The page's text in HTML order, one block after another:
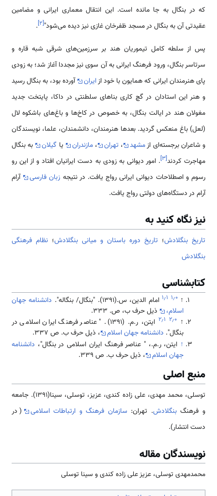
که در بنگال به جا مانده است. این انتقال معماری ایرانی و مضامین
عقیدتی آن به بنگال در مسجد ظفرخان غازی نیز دیده می‌شود"[۲]
.
پس از سلطه کامل تیموریان هند بر سرزمین‌های شرقی شبه قاره و
سرتاسر بنگال، ورود فرهنگ ایرانی به آن سوی نیز مجددا آغاز شد؛ به زودی
پای هنرمندان ایرانی که همایون با خود ازایران
آورده بود، به بنگال رسید
و هنر این استادان در گچ کاری بناهای سلطنتی در داکا، پایتخت جدید
مغولان هند در ایالت بنگال، به خصوص در کاخ‌ها و باغ‌های باشکوه لال
(لعل) باغ منعکس گردید. بعدها هنرمندان، دانشمندان، علما، نویسندگان
و شاعران برجسته‌ا‌ی ازمشهد ، تهران ،مازندران یا گیلان
به بنگال
مهاجرت کردند[۳]. امور دیوانی به زودی به دست ایرانیان افتاد و از این رو
رسوم و اصطلاحات دیوانی ایرانی رواج یافت. در نتیجه زبان فارسی
آرام
آرام در دستگاه‌های دولتی رواج یافت.
نیز نگاه کنید به
تاریخ بنگلادش؛ تاریخ دوره باستان و میانی بنگلادش؛ نظام فرهنگی
بنگلادش
کتابشناسی
↑۱٫۰ ۱٫۱ امام الدین، س.(1391). "بنگال/ بنگاله".
دانشنامه جهان
اسلام،
ذیل حرف ب، ص. 333.
↑ ۲٫۰ ۲٫۱
ایتن، ر.م. (1391). " عناصر فرهنگ ایران اسلامی در
بنگال". دانشنامه جهان اسلام
، ذیل حرف ب. ص 337.
↑ ایتن، ر.م.، " عناصر فرهنگ ایران اسلامی در بنگال"، دانشنامه
جهان اسلام
، ذیل حرف ب. ص 339.
منبع اصلی
توسلی، محمد مهدی، علی زاده کندی، عزیز، توسلی، سینا(1391). جامعه
و فرهنگبنگلادش. تهران: سازمان فرهنگ و ارتباطات اسلامی
( در
دست انتشار).
نویسندگان مقاله
محمدمهدی توسلی، عزیز علی زاده کندی و سینا توسلی